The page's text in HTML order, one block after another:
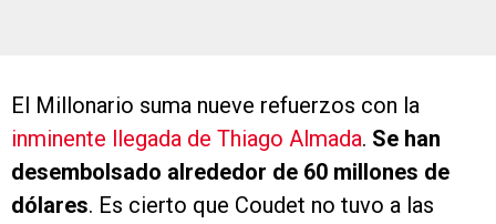
El Millonario suma nueve refuerzos con la
inminente llegada de Thiago Almada. Se han
desembolsado alrededor de 60 millones de
dólares. Es cierto que Coudet no tuvo a las